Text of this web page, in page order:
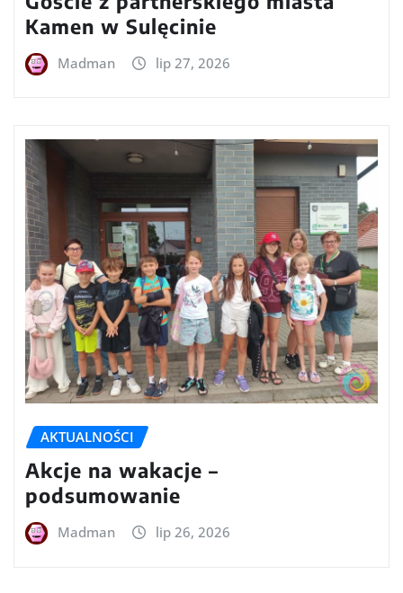
Kamen w Sulęcinie
Madman lip 27, 2026
AKTUALNOŚCI
Akcje na wakacje –
podsumowanie
Madman lip 26, 2026